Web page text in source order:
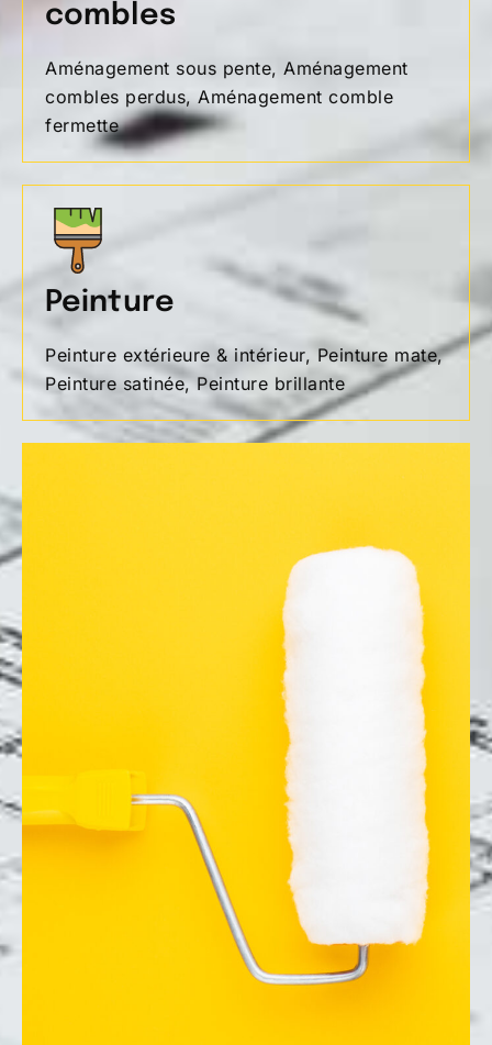
combles
Aménagement sous pente, Aménagement
combles perdus, Aménagement comble
fermette
Peinture
Peinture extérieure & intérieur, Peinture mate,
Peinture satinée, Peinture brillante